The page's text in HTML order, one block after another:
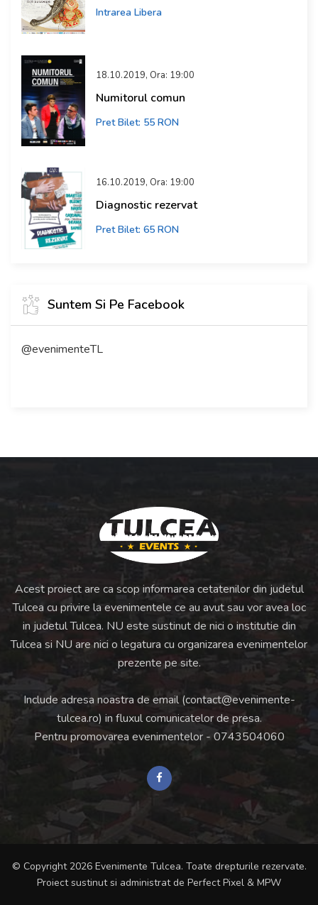
Intrarea Libera
18.10.2019, Ora: 19:00
Numitorul comun
Pret Bilet: 55 RON
16.10.2019, Ora: 19:00
Diagnostic rezervat
Pret Bilet: 65 RON
Suntem Si Pe Facebook
@evenimenteTL
Acest proiect are ca scop informarea cetatenilor din judetul
Tulcea cu privire la evenimentele ce au avut sau vor avea loc
in judetul Tulcea. NU este sustinut de nici o institutie din
Tulcea si NU are nici o legatura cu organizarea evenimentelor
prezente pe site.
Include adresa noastra de email (contact@evenimente-
tulcea.ro) in fluxul comunicatelor de presa.
Pentru promovarea evenimentelor - 0743504060
© Copyright 2026 Evenimente Tulcea. Toate drepturile rezervate.
Proiect sustinut si administrat de Perfect Pixel & MPW